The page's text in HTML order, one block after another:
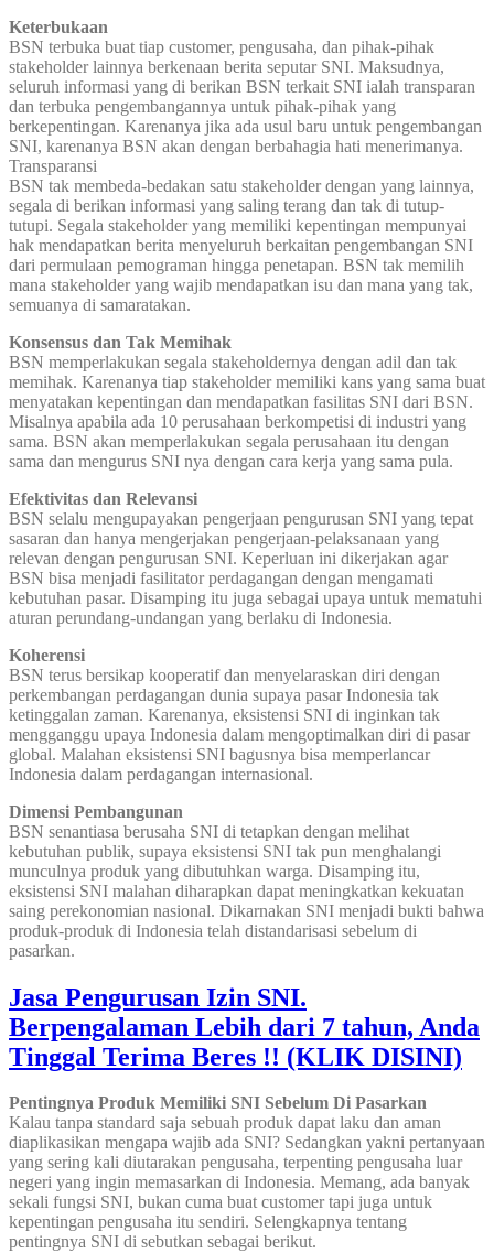
Keterbukaan
BSN terbuka buat tiap customer, pengusaha, dan pihak-pihak
stakeholder lainnya berkenaan berita seputar SNI. Maksudnya,
seluruh informasi yang di berikan BSN terkait SNI ialah transparan
dan terbuka pengembangannya untuk pihak-pihak yang
berkepentingan. Karenanya jika ada usul baru untuk pengembangan
SNI, karenanya BSN akan dengan berbahagia hati menerimanya.
Transparansi
BSN tak membeda-bedakan satu stakeholder dengan yang lainnya,
segala di berikan informasi yang saling terang dan tak di tutup-
tutupi. Segala stakeholder yang memiliki kepentingan mempunyai
hak mendapatkan berita menyeluruh berkaitan pengembangan SNI
dari permulaan pemograman hingga penetapan. BSN tak memilih
mana stakeholder yang wajib mendapatkan isu dan mana yang tak,
semuanya di samaratakan.
Konsensus dan Tak Memihak
BSN memperlakukan segala stakeholdernya dengan adil dan tak
memihak. Karenanya tiap stakeholder memiliki kans yang sama buat
menyatakan kepentingan dan mendapatkan fasilitas SNI dari BSN.
Misalnya apabila ada 10 perusahaan berkompetisi di industri yang
sama. BSN akan memperlakukan segala perusahaan itu dengan
sama dan mengurus SNI nya dengan cara kerja yang sama pula.
Efektivitas dan Relevansi
BSN selalu mengupayakan pengerjaan pengurusan SNI yang tepat
sasaran dan hanya mengerjakan pengerjaan-pelaksanaan yang
relevan dengan pengurusan SNI. Keperluan ini dikerjakan agar
BSN bisa menjadi fasilitator perdagangan dengan mengamati
kebutuhan pasar. Disamping itu juga sebagai upaya untuk mematuhi
aturan perundang-undangan yang berlaku di Indonesia.
Koherensi
BSN terus bersikap kooperatif dan menyelaraskan diri dengan
perkembangan perdagangan dunia supaya pasar Indonesia tak
ketinggalan zaman. Karenanya, eksistensi SNI di inginkan tak
mengganggu upaya Indonesia dalam mengoptimalkan diri di pasar
global. Malahan eksistensi SNI bagusnya bisa memperlancar
Indonesia dalam perdagangan internasional.
Dimensi Pembangunan
BSN senantiasa berusaha SNI di tetapkan dengan melihat
kebutuhan publik, supaya eksistensi SNI tak pun menghalangi
munculnya produk yang dibutuhkan warga. Disamping itu,
eksistensi SNI malahan diharapkan dapat meningkatkan kekuatan
saing perekonomian nasional. Dikarnakan SNI menjadi bukti bahwa
produk-produk di Indonesia telah distandarisasi sebelum di
pasarkan.
Jasa Pengurusan Izin SNI.
Berpengalaman Lebih dari 7 tahun, Anda
Tinggal Terima Beres !! (KLIK DISINI)
Pentingnya Produk Memiliki SNI Sebelum Di Pasarkan
Kalau tanpa standard saja sebuah produk dapat laku dan aman
diaplikasikan mengapa wajib ada SNI? Sedangkan yakni pertanyaan
yang sering kali diutarakan pengusaha, terpenting pengusaha luar
negeri yang ingin memasarkan di Indonesia. Memang, ada banyak
sekali fungsi SNI, bukan cuma buat customer tapi juga untuk
kepentingan pengusaha itu sendiri. Selengkapnya tentang
pentingnya SNI di sebutkan sebagai berikut.